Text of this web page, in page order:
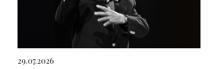
29.07.2026